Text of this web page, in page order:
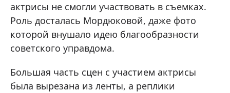
актрисы не смогли участвовать в съемках.
Роль досталась Мордюковой, даже фото
которой внушало идею благообразности
советского управдома.
Большая часть сцен с участием актрисы
была вырезана из ленты, а реплики